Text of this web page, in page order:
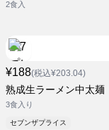
2食入
¥188(税込¥203.04)
熟成生ラーメン中太麺
3食入り
セブンザプライス